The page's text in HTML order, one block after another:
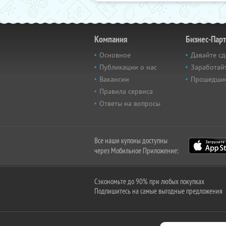
Компания
Основное
Публикации о нас
Вакансии
Правила сервиса
Ответы на вопросы
Бизнес-
Давайте
Все наши купоны доступны
через Мобильное Приложение:
Сэкономьте до 90% при любых покупках
Подпишитесь на самые выгодные предложения